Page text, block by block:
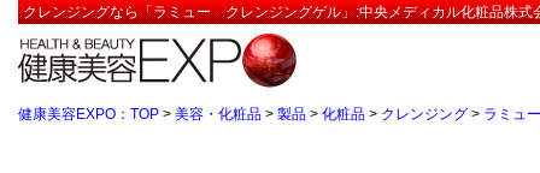
クレンジングなら「ラミュー クレンジングゲル」:中央メディカル化粧品株式
健康美容EXPO：TOP > 美容・化粧品 > 製品 > 化粧品 > クレンジング > ラミュ